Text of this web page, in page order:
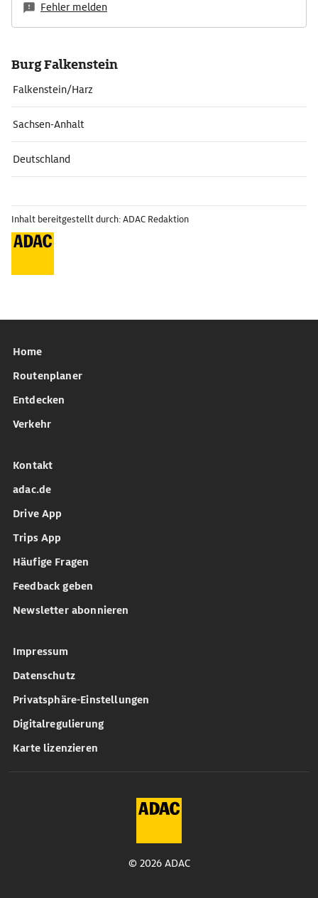
Fehler melden
Burg Falkenstein
Falkenstein/Harz
Sachsen-Anhalt
Deutschland
Inhalt bereitgestellt durch: ADAC Redaktion
Home
Routenplaner
Entdecken
Verkehr
Kontakt
adac.de
Drive App
Trips App
Häufige Fragen
Feedback geben
Newsletter abonnieren
Impressum
Datenschutz
Privatsphäre-Einstellungen
Digitalregulierung
Karte lizenzieren
© 2026 ADAC